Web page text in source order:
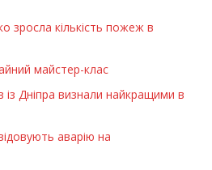
зросла кількість пожеж в
майстер-клас
із Дніпра визнали найкращими в
аварію на